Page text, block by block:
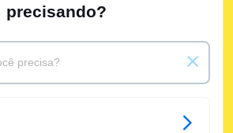
precisando?